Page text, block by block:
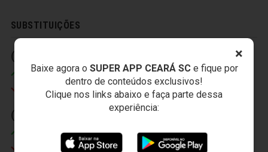
×
Baixe agora o SUPER APP CEARÁ SCe fique por
dentro de conteúdos exclusivos!
Clique nos links abaixo e faça parte dessa
experiência:
SUBSTITUIÇÕES
(1) (IT)
Misael
Robert
Robston
Jardel
(3) 20' (2)